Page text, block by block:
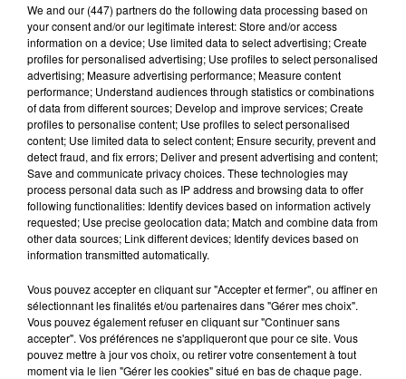
4 août 2026
Josh Levi dévoile « Swerve »
4 août 2026
Ariana Grande prendra une pause après
sa tournée mondiale
Rim’K revient bien entouré dans son
+ DE HIP-HOP NEWS
We and our (447) partnersdo the following data processing based on
your consent and/or our legitimate interest: Store and/or access
information on a device; Use limited data to select advertising; Create
profiles for personalised advertising; Use profiles to select personalised
advertising; Measure advertising performance; Measure content
performance; Understand audiences through statistics or combinations
of data from different sources; Develop and improve services; Create
profiles to personalise content; Use profiles to select personalised
content; Use limited data to select content; Ensure security, prevent and
detect fraud, and fix errors; Deliver and present advertising and content;
Save and communicate privacy choices. These technologies may
process personal data such as IP address and browsing data to offer
following functionalities: Identify devices based on information actively
requested; Use precise geolocation data; Match and combine data from
other data sources; Link different devices; Identify devices based on
information transmitted automatically.
Vous pouvez accepter en cliquant sur "Accepter et fermer", ou affiner en
sélectionnant les finalités et/ou partenaires dans "Gérer mes choix".
Vous pouvez également refuser en cliquant sur "Continuer sans
accepter". Vos préférences ne s'appliqueront que pour ce site. Vous
pouvez mettre à jour vos choix, ou retirer votre consentement à tout
moment via le lien "Gérer les cookies" situé en bas de chaque page.